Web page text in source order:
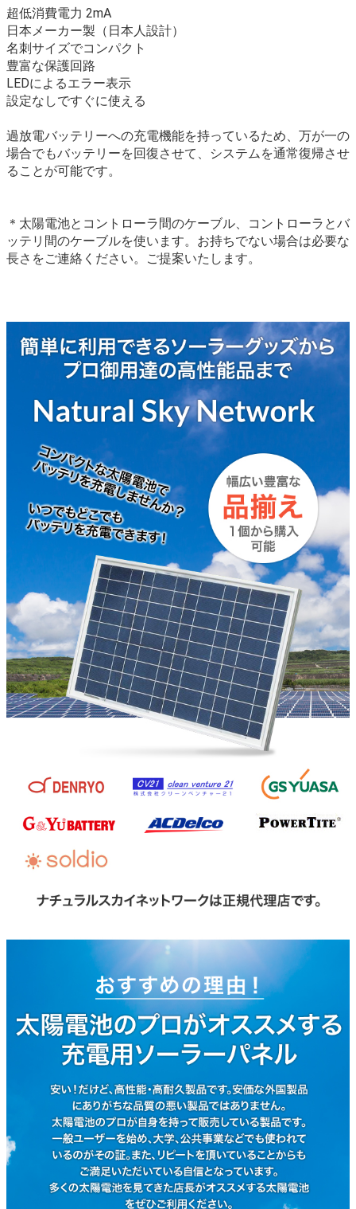
超低消費電力 2mA
日本メーカー製（日本人設計）
名刺サイズでコンパクト
豊富な保護回路
LEDによるエラー表示
設定なしですぐに使える
過放電バッテリーへの充電機能を持っているため、万が一の
場合でもバッテリーを回復させて、システムを通常復帰させ
ることが可能です。
＊太陽電池とコントローラ間のケーブル、コントローラとバ
ッテリ間のケーブルを使います。お持ちでない場合は必要な
長さをご連絡ください。ご提案いたします。